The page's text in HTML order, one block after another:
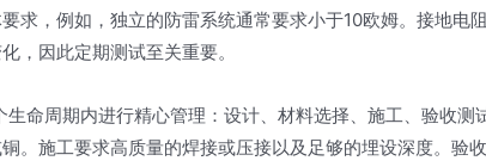
求，例如，独立的防雷系统通常要求小于10欧姆。接地电阻
，因此定期测试至关重要。
命周期内进行精心管理：设计、材料选择、施工、验收测
。施工要求高质量的焊接或压接以及足够的埋设深度。验